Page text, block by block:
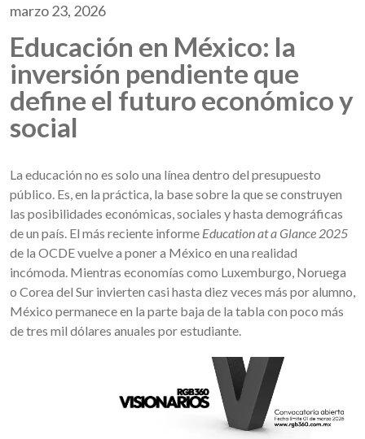
marzo 23, 2026
Educación en México: la
inversión pendiente que
define el futuro económico y
social
La educación no es solo una línea dentro del presupuesto
público. Es, en la práctica, la base sobre la que se construyen
las posibilidades económicas, sociales y hasta demográficas
de un país. El más reciente informe Education at a Glance 2025
de la OCDE vuelve a poner a México en una realidad
incómoda. Mientras economías como Luxemburgo, Noruega
o Corea del Sur invierten casi hasta diez veces más por alumno,
México permanece en la parte baja de la tabla con poco más
de tres mil dólares anuales por estudiante.